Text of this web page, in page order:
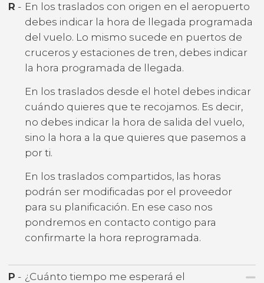
R - En los traslados con origen en el aeropuerto
debes indicar la hora de llegada programada
del vuelo. Lo mismo sucede en puertos de
cruceros y estaciones de tren, debes indicar
la hora programada de llegada.
En los traslados desde el hotel debes indicar
cuándo quieres que te recojamos. Es decir,
no debes indicar la hora de salida del vuelo,
sino la hora a la que quieres que pasemos a
por ti.
En los traslados compartidos, las horas
podrán ser modificadas por el proveedor
para su planificación. En ese caso nos
pondremos en contacto contigo para
confirmarte la hora reprogramada.
P - ¿Cuánto tiempo me esperará el